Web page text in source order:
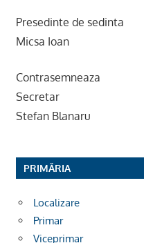
Presedinte de sedinta
Micsa Ioan
Contrasemneaza
Secretar
Stefan Blanaru
PRIMĂRIA
Localizare
Primar
Viceprimar